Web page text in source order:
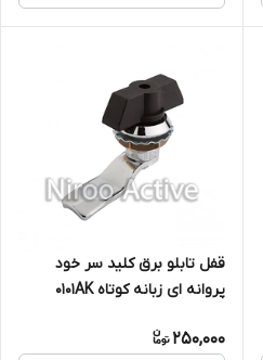
قفل تابلو برق کلید سر خود
پروانه ای زبانه کوتاه ۰۱۰۱AK
250,000